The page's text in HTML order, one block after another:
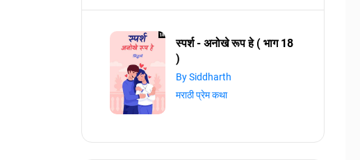
स्पर्श - अनोखे रूप हे ( भाग 18
)
By Siddharth
मराठी प्रेम कथा